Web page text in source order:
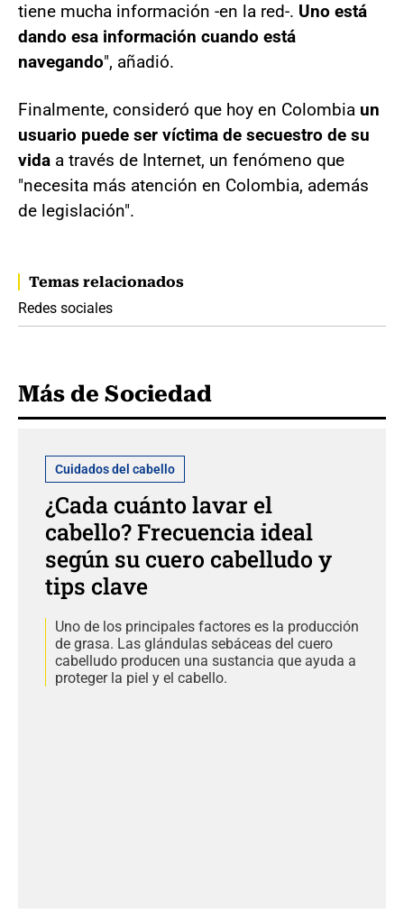
tiene mucha información -en la red-. Uno está
dando esa información cuando está
navegando", añadió.
Finalmente, consideró que hoy en Colombia un
usuario puede ser víctima de secuestro de su
vida a través de Internet, un fenómeno que
"necesita más atención en Colombia, además
de legislación".
Temas relacionados
Redes sociales
Más de Sociedad
Cuidados del cabello
¿Cada cuánto lavar el
cabello? Frecuencia ideal
según su cuero cabelludo y
tips clave
Uno de los principales factores es la producción
de grasa. Las glándulas sebáceas del cuero
cabelludo producen una sustancia que ayuda a
proteger la piel y el cabello.